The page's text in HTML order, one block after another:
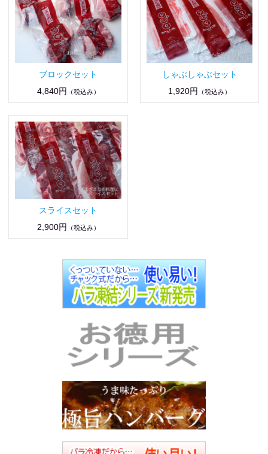
ブロックセット
4,840円
（税込み）
しゃぶしゃぶセット
1,920円
（税込み）
スライスセット
2,900円
（税込み）